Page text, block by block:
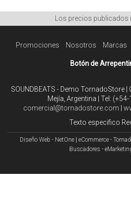
Los precios publicados
Promociones Nosotros Marcas
Botón de
SOUNDBEATS - Demo TornadoStore
Mejía, Argentina | Tel: (+54-
comercial@tornadostore.com
Texto especifico
Diseño Web - NetOne | eCommerce -
Buscadores -